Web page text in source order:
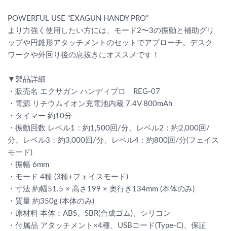
POWERFUL USE “EXAGUN HANDY PRO”
より力強く使用したい方には、モード2〜3の振動と補助グリ
ップや円錐形アタッチメントのセットでアプローチ。デスク
ワークや外回り後の息抜きにオススメです！
▼製品詳細
・販売名 エクサガン ハンディプロ REG-07
・電源 リチウムイオン充電池内蔵 7.4V 800mAh
・タイマー 約10分
・振動回数 レベル1：約1,500回/分、レベル2：約2,000回/
分、レベル3：約3,000回/分、レベル4：約800回/分(フェイス
モード)
・振幅 6mm
・モード 4種 (3種+フェイスモード)
・寸法 約幅51.5 × 高さ199 × 奥行き134mm (本体のみ)
・質量 約350g (本体のみ)
・原材料 本体：ABS、SBR(合成ゴム)、シリコン
・付属品 アタッチメント×4種、USBコード(Type-C)、保証